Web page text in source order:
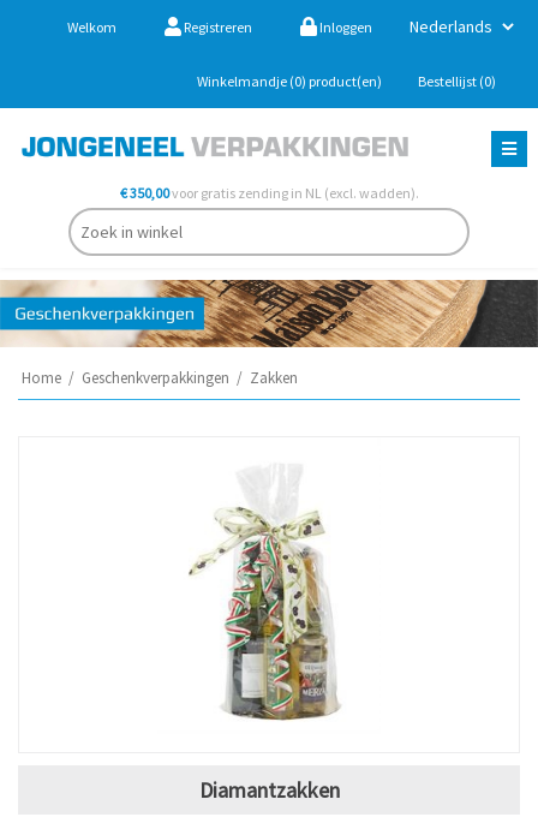
Welkom Registreren Inloggen
Winkelmandje (0) product(en) Bestellijst (0)
€ 350,00voor gratis zending in NL (excl. wadden).
Home / Geschenkverpakkingen / Zakken
Diamantzakken